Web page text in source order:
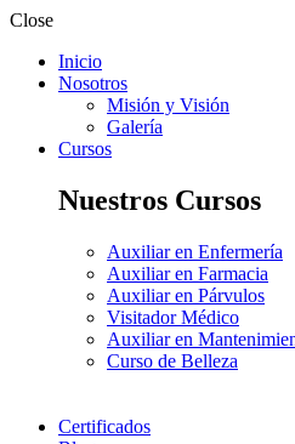
Close
Inicio
Nosotros
Misión y Visión
Galería
Cursos
Nuestros Cursos
Auxiliar en Enfermería
Auxiliar en Farmacia
Auxiliar en Párvulos
Visitador Médico
Auxiliar en
Curso de Belleza
Certificados